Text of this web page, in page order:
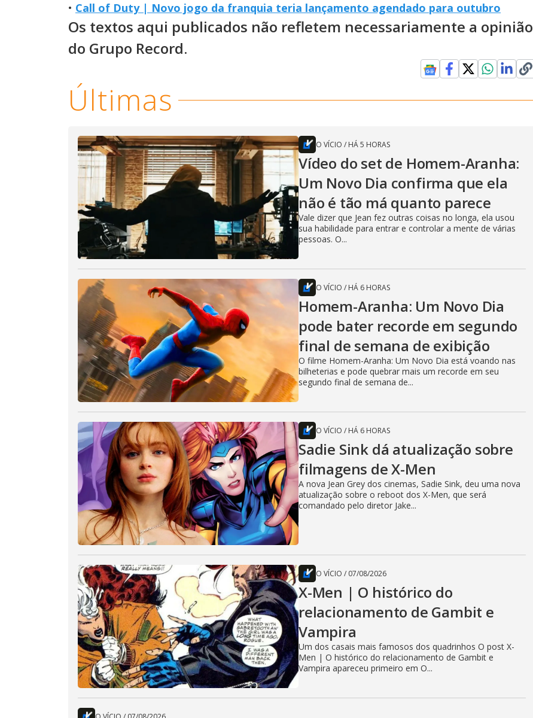
• Call of Duty | Novo jogo da franquia teria lançamento agendado para outubro
Os textos aqui publicados não refletem necessariamente a opinião
do Grupo Record.
Últimas
O VÍCIO / HÁ 5 HORAS
Vídeo do set de Homem-Aranha:
Um Novo Dia confirma que ela
não é tão má quanto parece
Vale dizer que Jean fez outras coisas no longa, ela usou
sua habilidade para entrar e controlar a mente de várias
pessoas. O...
O VÍCIO / HÁ 6 HORAS
Homem-Aranha: Um Novo Dia
pode bater recorde em segundo
final de semana de exibição
O filme Homem-Aranha: Um Novo Dia está voando nas
bilheterias e pode quebrar mais um recorde em seu
segundo final de semana de...
O VÍCIO / HÁ 6 HORAS
Sadie Sink dá atualização sobre
filmagens de X-Men
A nova Jean Grey dos cinemas, Sadie Sink, deu uma nova
atualização sobre o reboot dos X-Men, que será
comandado pelo diretor Jake...
O VÍCIO / 07/08/2026
X-Men | O histórico do
relacionamento de Gambit e
Vampira
Um dos casais mais famosos dos quadrinhos O post X-
Men | O histórico do relacionamento de Gambit e
Vampira apareceu primeiro em O...